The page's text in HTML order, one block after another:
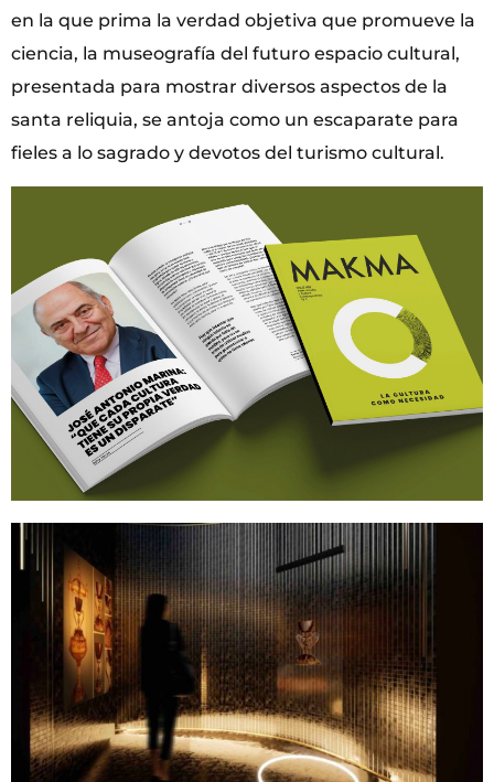
en la que prima la verdad objetiva que promueve la
ciencia, la museografía del futuro espacio cultural,
presentada para mostrar diversos aspectos de la
santa reliquia, se antoja como un escaparate para
fieles a lo sagrado y devotos del turismo cultural.